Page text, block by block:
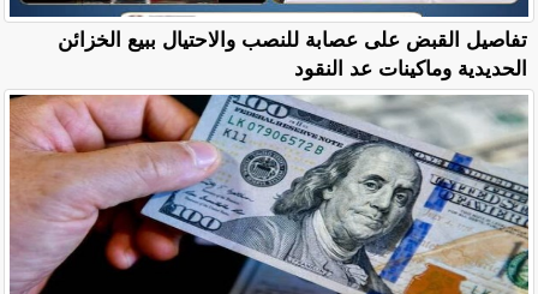
تفاصيل القبض على عصابة للنصب والاحتيال ببيع الخزائن
الحديدية وماكينات عد النقود